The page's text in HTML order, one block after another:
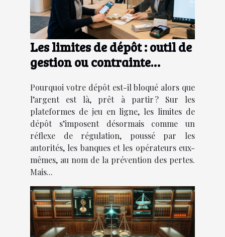
Les limites de dépôt : outil de
gestion ou contrainte
Pourquoi votre dépôt est-il bloqué alors que
l’argent est là, prêt à partir ? Sur les
plateformes de jeu en ligne, les limites de
dépôt s’imposent désormais comme un
réflexe de régulation, poussé par les
autorités, les banques et les opérateurs eux-
mêmes, au nom de la prévention des pertes.
Mais...